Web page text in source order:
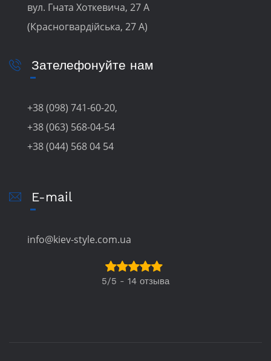
вул. Гната Хоткевича, 27 А
(Красногвардійська, 27 А)
Зателефонуйте нам
+38 (098) 741-60-20,
+38 (063) 568-04-54
+38 (044) 568 04 54
E-mail
info@kiev-style.com.ua
5/5 - 14 отзыва